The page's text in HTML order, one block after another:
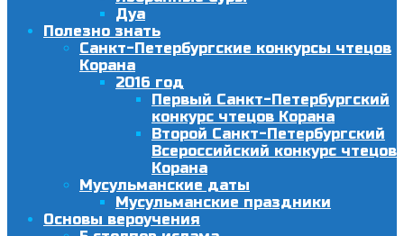
Дуа
Полезно знать
Санкт-Петербургские конкурсы чтецов
Корана
2016 год
Первый Санкт-Петербургский
конкурс чтецов Корана
Второй Санкт-Петербургский
Всероссийский конкурс чтецов
Корана
Мусульманские даты
Мусульманские праздники
Основы вероучения